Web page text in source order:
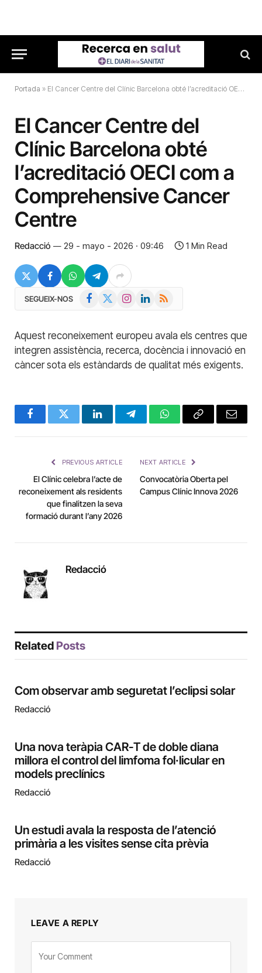
Portada » El Cancer Centre del Clínic Barcelona obté l’acreditació OECI com a Comprehensive Cancer Centre
El Cancer Centre del
Clínic Barcelona obté
l’acreditació OECI com a
Comprehensive Cancer
Centre
Redacció 29 - mayo - 2026 · 09:46 1 Min Read
SEGUEIX-NOS Facebook InstagramLinkedIn
RSS
Aquest reconeixement europeu avala els centres que
integren assistència, recerca, docència i innovació en
càncer sota els estàndards de qualitat més exigents.
FacebookTwitter LinkedInTelegramWhatsAppCopy
Email
PREVIOUS ARTICLE
El Clínic celebra l’acte de
reconeixement als residents
que finalitzen la seva
formació durant l’any 2026
NEXT ARTICLE
Convocatòria Oberta pel
Campus Clínic Innova 2026
Redacció
Related Posts
Com observar amb seguretat l’eclipsi solar
Redacció
Una nova teràpia CAR-T de doble diana
millora el control del limfoma fol·licular en
models preclínics
Redacció
Un estudi avala la resposta de l’atenció
primària a les visites sense cita prèvia
Redacció
LEAVE A REPLY